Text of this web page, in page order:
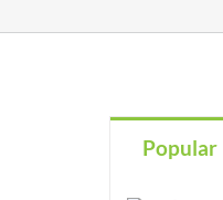
Popular